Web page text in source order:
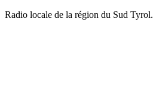
Radio locale de la région du Sud Tyrol.